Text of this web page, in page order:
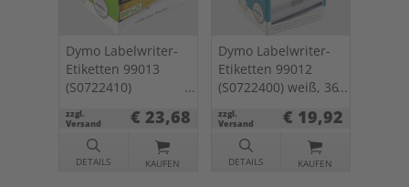
Dymo Labelwriter-
Etiketten 99013
(S0722410)
89mm, 260 St.
zzgl.
Versand
€ 23,68
DETAILS KAUFEN
Dymo Labelwriter-
Etiketten 99012
(S0722400) weiß, 36
zzgl.
Versand
€ 19,92
DETAILS KAUFEN